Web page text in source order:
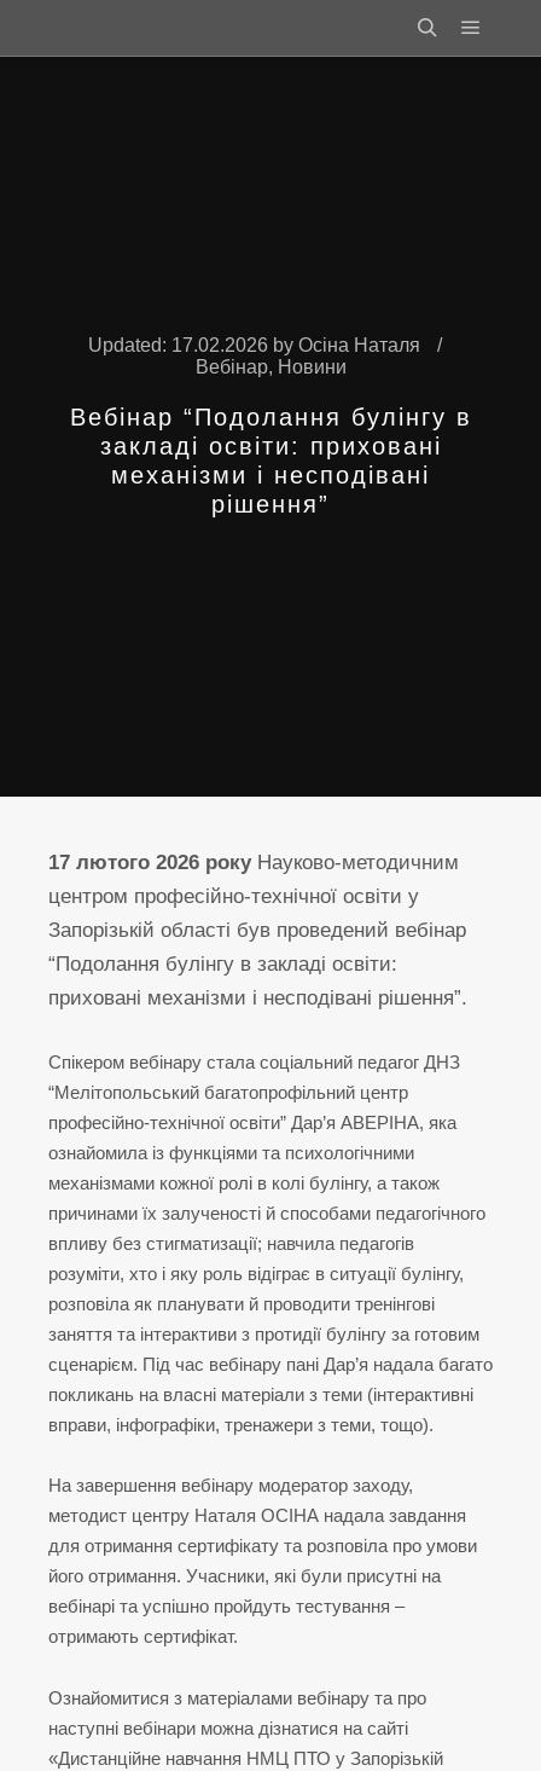
SearchMain
Updated: 17.02.2026by Осіна Наталя
Вебінар, Новини
Вебінар “Подолання булінгу в
закладі освіти: приховані
механізми і несподівані
рішення”
17 лютого 2026 рокуНауково-методичним
центром професійно-технічної освіти у
Запорізькій області був проведений вебінар
“Подолання булінгу в закладі освіти:
приховані механізми і несподівані рішення”.
Спікером вебінару стала соціальний педагог ДНЗ
“Мелітопольський багатопрофільний центр
професійно-технічної освіти” Дар’я АВЕРІНА, яка
ознайомила із функціями та психологічними
механізмами кожної ролі в колі булінгу, а також
причинами їх залученості й способами педагогічного
впливу без стигматизації; навчила педагогів
розуміти, хто і яку роль відіграє в ситуації булінгу,
розповіла як планувати й проводити тренінгові
заняття та інтерактиви з протидії булінгу за готовим
сценарієм. Під час вебінару пані Дар’я надала багато
покликань на власні матеріали з теми (інтерактивні
вправи, інфографіки, тренажери з теми, тощо).
На завершення вебінару модератор заходу,
методист центру Наталя ОСІНА надала завдання
для отримання сертифікату та розповіла про умови
його отримання. Учасники, які були присутні на
вебінарі та успішно пройдуть тестування –
отримають сертифікат.
Ознайомитися з матеріалами вебінару та про
наступні вебінари можна дізнатися на сайті
«Дистанційне навчання НМЦ ПТО у Запорізькій